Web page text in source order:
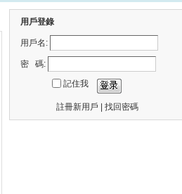
用戶登錄
用戶名:
密 碼:
記住我
註冊新用戶 找回密碼